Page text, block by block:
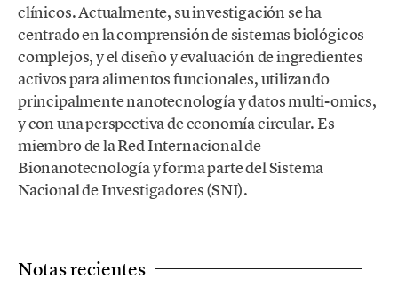
clínicos. Actualmente, su investigación se ha
centrado en la comprensión de sistemas biológicos
complejos, y el diseño y evaluación de ingredientes
activos para alimentos funcionales, utilizando
principalmente nanotecnología y datos multi-omics,
y con una perspectiva de economía circular. Es
miembro de la Red Internacional de
Bionanotecnología y forma parte del Sistema
Nacional de Investigadores (SNI).
Notas recientes